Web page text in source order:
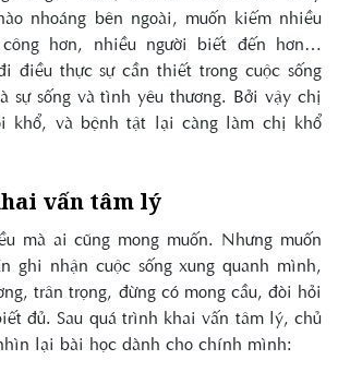
nhoáng bên ngoài, muốn kiếm nhiều
hơn, nhiều người biết đến hơn…
điều thực sự cần thiết trong cuộc sống
sự sống và tình yêu thương. Bởi vậy chị
khổ, và bệnh tật lại càng làm chị khổ
vấn tâm lý
mà ai cũng mong muốn. Nhưng muốn
ghi nhận cuộc sống xung quanh mình,
trân trọng, đừng có mong cầu, đòi hỏi
đủ. Sau quá trình khai vấn tâm lý, chủ
lại bài học dành cho chính mình: